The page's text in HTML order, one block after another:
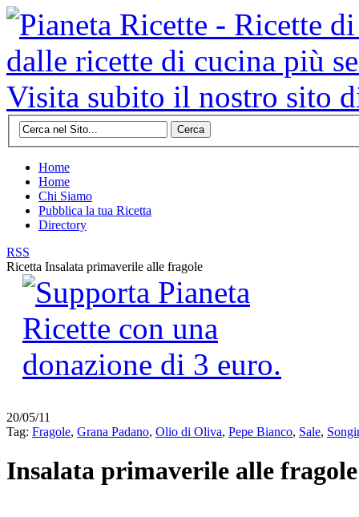
Cerca
Home
Home
Chi Siamo
Pubblica la tua Ricetta
Directory
RSS
Ricetta Insalata primaverile alle fragole
20/05/11
Tag: Fragole, Grana Padano, Olio di Oliva, Pepe Bianco, Sale,
Insalata primaverile alle fragole